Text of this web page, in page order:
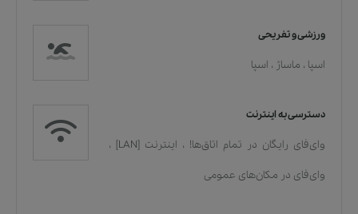
ورزشی و تفریحی
اسپا ، ماساژ ، اسپا
دسترسی به اینترنت
وای‌فای رایگان در تمام اتاق‌ها! ، اینترنت [LAN]
،
وای‌فای در مکان‌های عمومی